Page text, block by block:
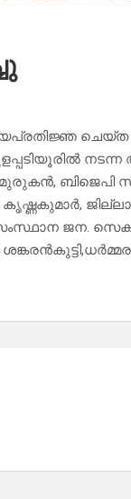
കുളപ്പടിയൂരില്‍
മുരുകന്‍,
കൃഷ്ണകുമാര്‍,
ജന.